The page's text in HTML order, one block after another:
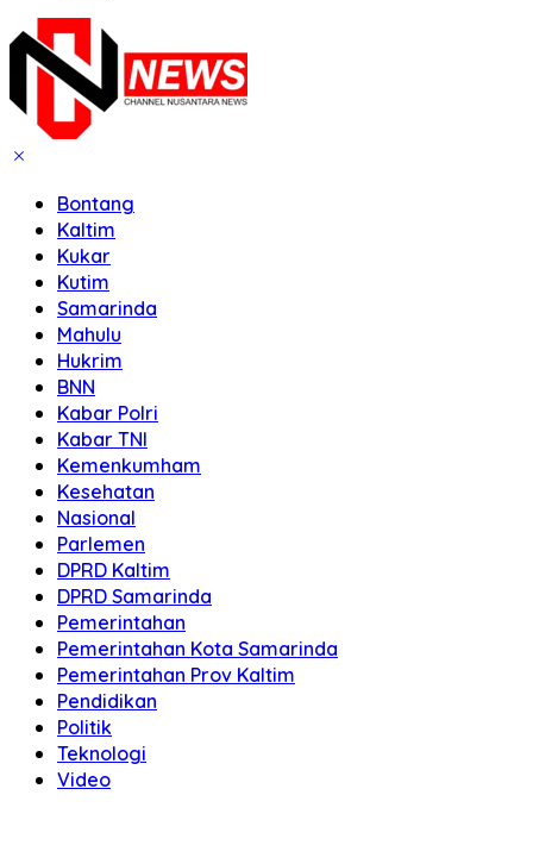
Bontang
Kaltim
Kukar
Kutim
Samarinda
Mahulu
Hukrim
BNN
Kabar Polri
Kabar TNI
Kemenkumham
Kesehatan
Nasional
Parlemen
DPRD Kaltim
DPRD Samarinda
Pemerintahan
Pemerintahan Kota Samarinda
Pemerintahan Prov Kaltim
Pendidikan
Politik
Teknologi
Video